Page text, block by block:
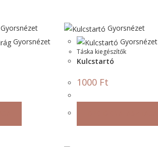
Gyorsnézet
Gyorsnézet
Gyorsnézet
Gyorsnézet
Táska kiegészítők
Kulcstartó
1000 Ft